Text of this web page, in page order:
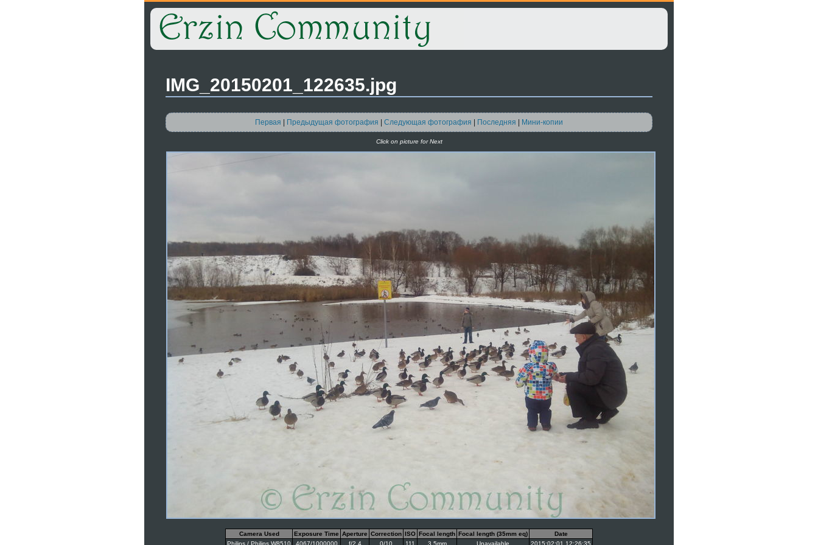
IMG_20150201_122635.jpg
Первая Предыдущая фотография Следующая фотография Последняя Мини-копии
Click on picture for Next
Camera Used Exposure Time Aperture Correction ISO Focal length Focal length (35mm eq)
Date
Philips / Philips W8510
4067/1000000 f/2.4 0/10 111 3.5mm Unavailable 2015:02:01 12:26:35